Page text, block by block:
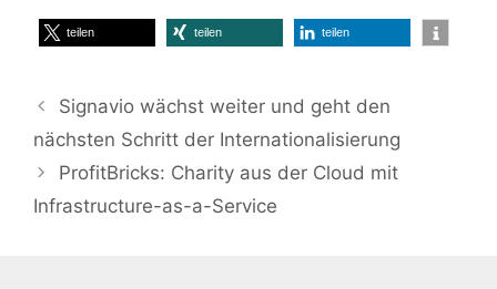
teilen teilen teilen
Signavio wächst weiter und geht den
nächsten Schritt der Internationalisierung
ProfitBricks: Charity aus der Cloud mit
Infrastructure-as-a-Service